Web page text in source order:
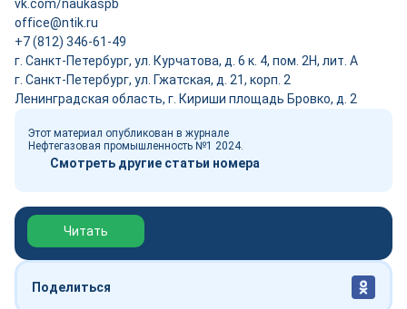
vk.com/naukaspb
office@ntik.ru
+7 (812) 346-61-49
г. Санкт-Петербург, ул. Курчатова, д. 6 к. 4, пом. 2Н, лит. А
г. Санкт-Петербург, ул. Гжатская, д. 21, корп. 2
Ленинградская область, г. Кириши площадь Бровко, д. 2
Этот материал опубликован в журнале
Нефтегазовая промышленность №1 2024.
Смотреть другие статьи номера
Читать
Поделиться